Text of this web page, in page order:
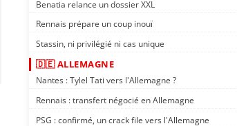
Benatia relance un dossier XXL
Rennais prépare un coup inouï
Stassin, ni privilégié ni cas unique
🇩🇪 ALLEMAGNE
Nantes : Tylel Tati vers l'Allemagne ?
Rennais : transfert négocié en Allemagne
PSG : confirmé, un crack file vers l'Allemagne